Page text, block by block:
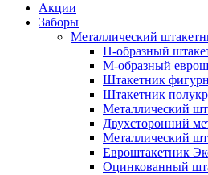
Акции
Заборы
Металлический
П-образный
М-образный
Штакетник
Штакетник
Металлический
Двухсторонний
Металлический
Евроштакетник
Оцинкованный